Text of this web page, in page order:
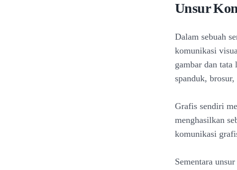
Unsur
Dalam sebuah
komunikasi
gambar dan
spanduk,
Grafis sendiri
menghasilkan
komunikasi
Sementara